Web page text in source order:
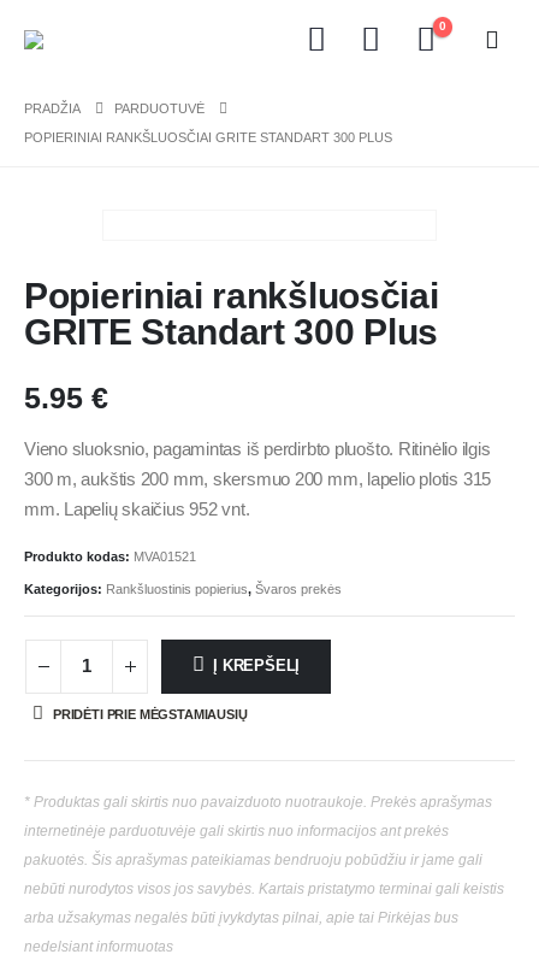
0
PRADŽIA
PARDUOTUVĖ
POPIERINIAI RANKŠLUOSČIAI GRITE STANDART 300 PLUS
Popieriniai rankšluosčiai
GRITE Standart 300 Plus
5.95 €
Vieno sluoksnio, pagamintas iš perdirbto pluošto. Ritinėlio ilgis
300 m, aukštis 200 mm, skersmuo 200 mm, lapelio plotis 315
mm. Lapelių skaičius 952 vnt.
Produkto kodas: MVA01521
Kategorijos: Rankšluostinis popierius, Švaros prekės
Į KREPŠELĮ
PRIDĖTI PRIE MĖGSTAMIAUSIŲ
* Produktas gali skirtis nuo pavaizduoto nuotraukoje. Prekės aprašymas
internetinėje parduotuvėje gali skirtis nuo informacijos ant prekės
pakuotės. Šis aprašymas pateikiamas bendruoju pobūdžiu ir jame gali
nebūti nurodytos visos jos savybės. Kartais pristatymo terminai gali keistis
arba užsakymas negalės būti įvykdytas pilnai, apie tai Pirkėjas bus
nedelsiant informuotas